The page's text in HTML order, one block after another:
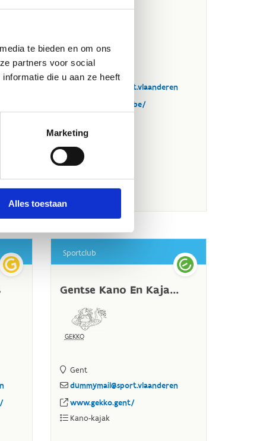
te bieden en om ons
partners voor social
die u aan ze heeft
Marketing
Alles toestaan